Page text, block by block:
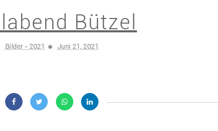
Bützel
Bilder - 2021 Juni 21, 2021